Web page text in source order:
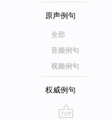
原声例句
全部
音频例句
视频例句
权威例句